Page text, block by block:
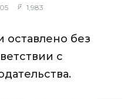
1,983
оставлено без
с